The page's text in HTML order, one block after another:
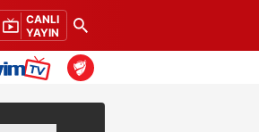
CANLI
YAYIN